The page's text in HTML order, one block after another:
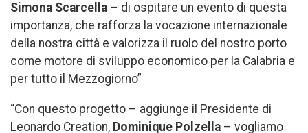
Simona Scarcella – di ospitare un evento di questa
importanza, che rafforza la vocazione internazionale
della nostra città e valorizza il ruolo del nostro porto
come motore di sviluppo economico per la Calabria e
per tutto il Mezzogiorno”
“Con questo progetto – aggiunge il Presidente di
Leonardo Creation, Dominique Polzella – vogliamo